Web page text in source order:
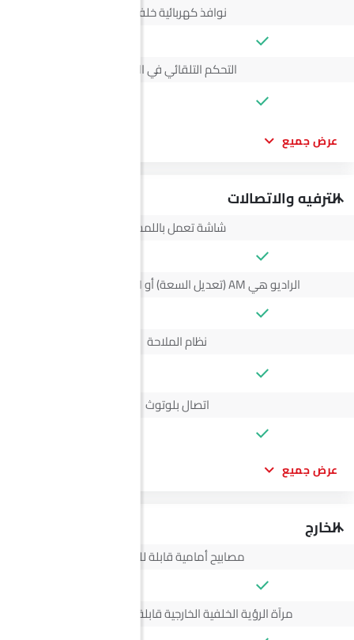
نوافذ كهربائية خلفية
التحكم التلقائي في المناخ
عرض جميع
الترفيه والاتصالات
شاشة تعمل باللمس
الراديو هي AM (تعديل السعة) أو FM (تضمين التردد)،
نظام الملاحة
اتصال بلوتوث
عرض جميع
الخارج
مصابيح أمامية قابلة للتعديل
مرآة الرؤية الخلفية الخارجية قابلة للتعديل كهربائياً